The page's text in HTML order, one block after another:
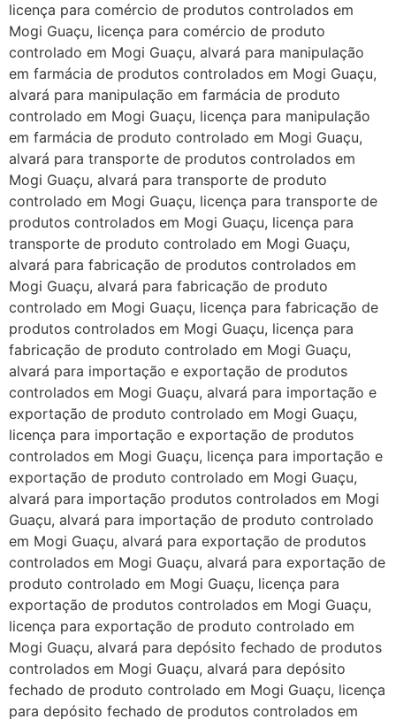
licença para comércio de produtos controlados em
Mogi Guaçu, licença para comércio de produto
controlado em Mogi Guaçu, alvará para manipulação
em farmácia de produtos controlados em Mogi Guaçu,
alvará para manipulação em farmácia de produto
controlado em Mogi Guaçu, licença para manipulação
em farmácia de produto controlado em Mogi Guaçu,
alvará para transporte de produtos controlados em
Mogi Guaçu, alvará para transporte de produto
controlado em Mogi Guaçu, licença para transporte de
produtos controlados em Mogi Guaçu, licença para
transporte de produto controlado em Mogi Guaçu,
alvará para fabricação de produtos controlados em
Mogi Guaçu, alvará para fabricação de produto
controlado em Mogi Guaçu, licença para fabricação de
produtos controlados em Mogi Guaçu, licença para
fabricação de produto controlado em Mogi Guaçu,
alvará para importação e exportação de produtos
controlados em Mogi Guaçu, alvará para importação e
exportação de produto controlado em Mogi Guaçu,
licença para importação e exportação de produtos
controlados em Mogi Guaçu, licença para importação e
exportação de produto controlado em Mogi Guaçu,
alvará para importação produtos controlados em Mogi
Guaçu, alvará para importação de produto controlado
em Mogi Guaçu, alvará para exportação de produtos
controlados em Mogi Guaçu, alvará para exportação de
produto controlado em Mogi Guaçu, licença para
exportação de produtos controlados em Mogi Guaçu,
licença para exportação de produto controlado em
Mogi Guaçu, alvará para depósito fechado de produtos
controlados em Mogi Guaçu, alvará para depósito
fechado de produto controlado em Mogi Guaçu, licença
para depósito fechado de produtos controlados em